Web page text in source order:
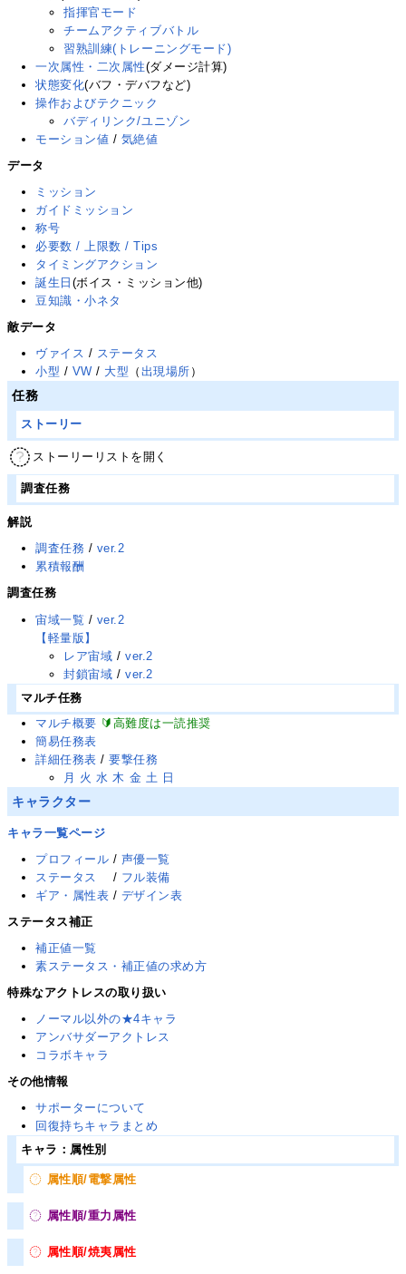
指揮官モード
チームアクティブバトル
習熟訓練(トレーニングモード)
一次属性・二次属性(ダメージ計算)
状態変化(バフ・デバフなど)
操作およびテクニック
バディリンク/ユニゾン
モーション値 / 気絶値
データ
ミッション
ガイドミッション
称号
必要数 / 上限数 / Tips
タイミングアクション
誕生日 (ボイス・ミッション他)
豆知識・小ネタ
敵データ
ヴァイス / ステータス
小型 / VW / 大型 （ 出現場所 ）
任務
ストーリー
ストーリーリストを開く
調査任務
解説
調査任務 / ver.2
累積報酬
調査任務
宙域一覧 / ver.2
【軽量版】
レア宙域 / ver.2
封鎖宙域 / ver.2
マルチ任務
マルチ概要 🔰高難度は一読推奨
簡易任務表
詳細任務表 /要撃任務
月 火 水 木 金 土 日
キャラクター
キャラ一覧ページ
プロフィール / 声優一覧
ステータス
/ フル装備
ギア・属性表 / デザイン表
ステータス補正
補正値一覧
素ステータス・補正値の求め方
特殊なアクトレスの取り扱い
ノーマル以外の★4キャラ
アンバサダーアクトレス
コラボキャラ
その他情報
サポーターについて
回復持ちキャラまとめ
キャラ：属性別
属性順/電撃属性
属性順/重力属性
属性順/焼夷属性